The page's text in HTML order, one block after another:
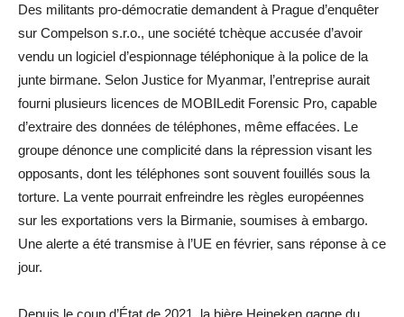
Des militants pro-démocratie demandent à Prague d’enquêter
sur Compelson s.r.o., une société tchèque accusée d’avoir
vendu un logiciel d’espionnage téléphonique à la police de la
junte birmane. Selon Justice for Myanmar, l’entreprise aurait
fourni plusieurs licences de MOBILedit Forensic Pro, capable
d’extraire des données de téléphones, même effacées. Le
groupe dénonce une complicité dans la répression visant les
opposants, dont les téléphones sont souvent fouillés sous la
torture. La vente pourrait enfreindre les règles européennes
sur les exportations vers la Birmanie, soumises à embargo.
Une alerte a été transmise à l’UE en février, sans réponse à ce
jour.
Depuis le coup d’État de 2021, la bière Heineken gagne du